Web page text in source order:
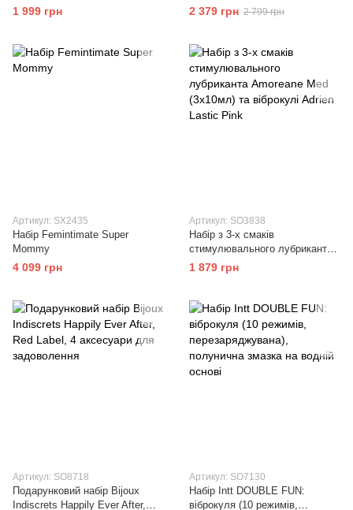
віброкільце
1 999 грн
для неї, білизна, мішечок для
зберігання
2 379 грн 2 799 грн
Артикул: SX2435
Набір Femintimate Super
Mommy
4 099 грн
Артикул: SO3838
Набір з 3-х смаків
стимулювального лубриканта
Amoreane Med (3х10мл) та
віброкулі Adrien Lastic Pink
1 879 грн
Артикул: SO8718
Подарунковий набір Bijoux
Indiscrets Happily Ever After,
Артикул: SO7130
Набір Intt DOUBLE FUN:
віброкуля (10 режимів,